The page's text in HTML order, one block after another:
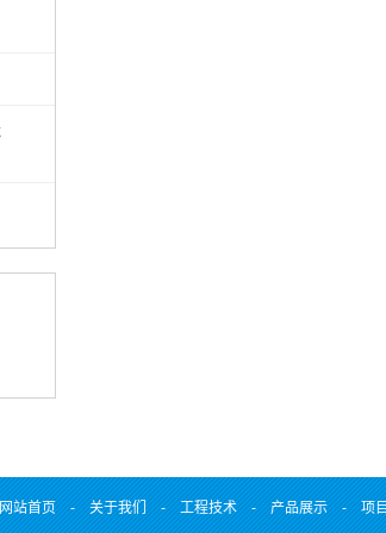
网站首页-关于我们-工程技术-产品展示-项